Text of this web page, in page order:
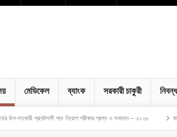
মেডিকেল ব্যাংক সরকারী চাকুরী
পদে নিয়োগ পরীক্ষার প্রশ্ন ও সমাধান – ২০২৬ বাংলাদেশ রেলওয়ে